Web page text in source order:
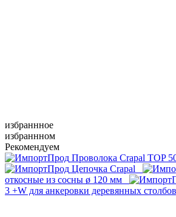
избраннное
избраннном
Рекомендуем
Проволока Crapal TOP
Цепочка Crapal
откосные из сосны ø 120 мм
3 +W для анкеровки деревянных столбов